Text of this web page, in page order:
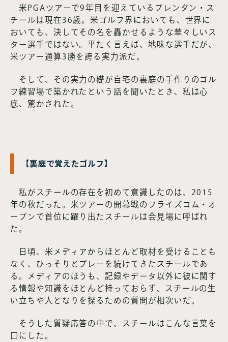
米PGAツアーで9年目を迎えているブレンダン・ス
チールは現在36歳。米ゴルフ界においても、世界に
おいても、決してその名を轟かせるような華々しいス
ター選手ではない。平たく言えば、地味な選手だが、
米ツアー通算3勝を誇る実力派だ。
そして、その実力の礎が自宅の裏庭の手作りのゴル
フ練習場で築かれたという話を聞いたとき、私は心
底、驚かされた。
【裏庭で覚えたゴルフ】
私がスチールの存在を初めて意識したのは、2015
年の秋だった。米ツアーの開幕戦のフライズコム・オ
ープンで首位に躍り出たスチールは会見場に呼ばれ
た。
日頃、米メディアからほとんど取材を受けることも
なく、ひっそりとプレーを続けてきたスチールであ
る。メディアのほうも、記録やデータ以外に彼に関す
る情報や知識をほとんど持っておらず、スチールの生
い立ちや人となりを探るための質問が相次いだ。
そうした質疑応答の中で、スチールはこんな言葉を
口にした。